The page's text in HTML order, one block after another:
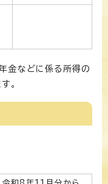
金などに係る所得の
。